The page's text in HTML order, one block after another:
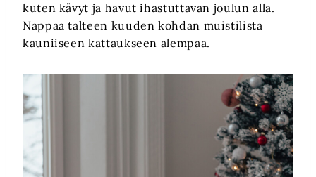
kuten kävyt ja havut ihastuttavan joulun alla.
Nappaa talteen kuuden kohdan muistilista
kauniiseen kattaukseen alempaa.